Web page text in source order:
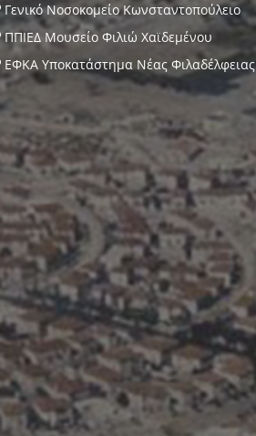
Γενικό Νοσοκομείο Κωνσταντοπούλειο
ΠΠΙΕΔ Μουσείο Φιλιώ Χαϊδεμένου
ΕΦΚΑ Υποκατάστημα Νέας Φιλαδέλφειας